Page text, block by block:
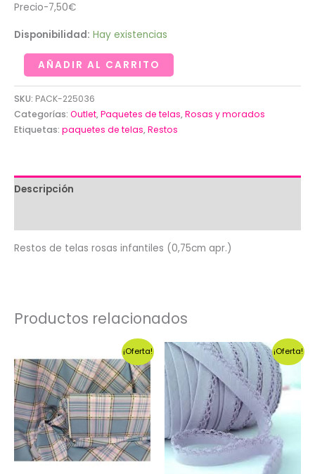
Precio-7,50€
Disponibilidad: Hay existencias
Restos
de
telas
rosas
infantiles
cantidad
AÑADIR AL CARRITO
SKU: PACK-225036
Categorías: Outlet,Paquetes de telas,Rosas y morados
Etiquetas: paquetes de telas,Restos
Descripción
Restos de telas rosas infantiles (0,75cm apr.)
Productos relacionados
¡Oferta! ¡Oferta!